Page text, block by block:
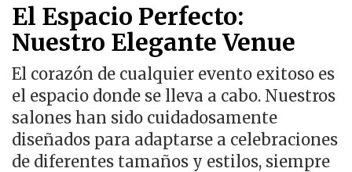
El Espacio Perfecto:
Nuestro Elegante Venue
El corazón de cualquier evento exitoso es
el espacio donde se lleva a cabo. Nuestros
salones han sido cuidadosamente
diseñados para adaptarse a celebraciones
de diferentes tamaños y estilos, siempre